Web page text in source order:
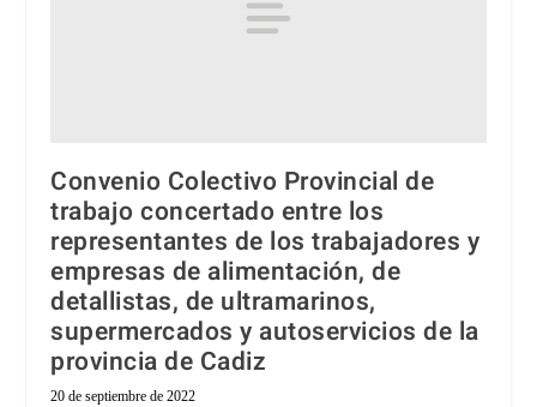
Convenio Colectivo Provincial de
trabajo concertado entre los
representantes de los trabajadores y
empresas de alimentación, de
detallistas, de ultramarinos,
supermercados y autoservicios de la
provincia de Cadiz
20 de septiembre de 2022